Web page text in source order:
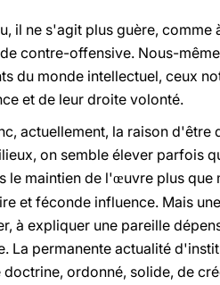
il ne s'agit plus guère,
contre-offensive. Nous-
du monde intellectuel, ceux
et de leur droite volonté.
actuellement, la raison
on semble élever parfois
le maintien de l'œuvre plus que
et féconde influence. Mais
à expliquer une pareille
La permanente actualité
doctrine, ordonné, solide, de